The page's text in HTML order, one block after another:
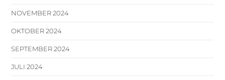
NOVEMBER 2024
OKTOBER 2024
SEPTEMBER 2024
JULI 2024